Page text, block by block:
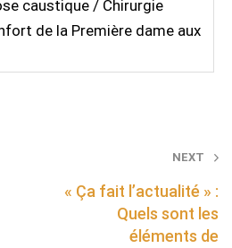
caustique / Chirurgie
de la Première dame aux
NEXT
« Ça fait l’actualité » :
Quels sont les
éléments de